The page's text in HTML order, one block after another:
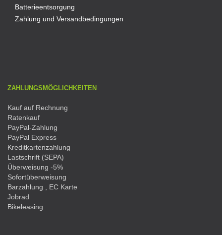
Batterieentsorgung
Zahlung und Versandbedingungen
ZAHLUNGSMÖGLICHKEITEN
Kauf auf Rechnung
Ratenkauf
PayPal-Zahlung
PayPal Express
Kreditkartenzahlung
Lastschrift (SEPA)
Überweisung -5%
Sofortüberweisung
Barzahlung , EC Karte
Jobrad
Bikeleasing